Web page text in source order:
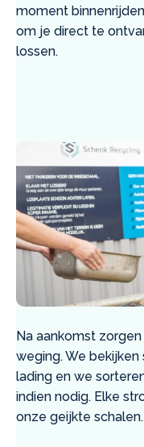
moment
om je direct te
lossen.
Na aankomst
weging. We
lading en we
indien nodig. Elke
onze geijkte schalen.